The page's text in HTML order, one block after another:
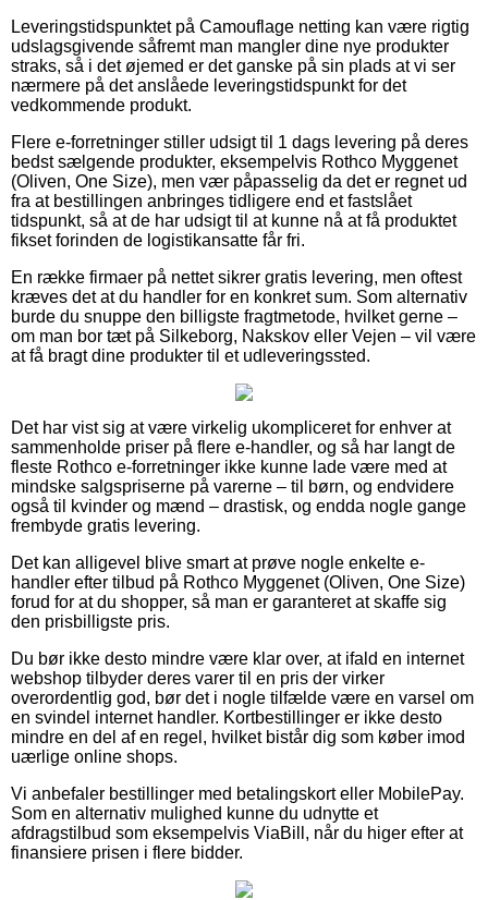
Leveringstidspunktet på Camouflage netting kan være rigtig
udslagsgivende såfremt man mangler dine nye produkter
straks, så i det øjemed er det ganske på sin plads at vi ser
nærmere på det anslåede leveringstidspunkt for det
vedkommende produkt.
Flere e-forretninger stiller udsigt til 1 dags levering på deres
bedst sælgende produkter, eksempelvis Rothco Myggenet
(Oliven, One Size), men vær påpasselig da det er regnet ud
fra at bestillingen anbringes tidligere end et fastslået
tidspunkt, så at de har udsigt til at kunne nå at få produktet
fikset forinden de logistikansatte får fri.
En række firmaer på nettet sikrer gratis levering, men oftest
kræves det at du handler for en konkret sum. Som alternativ
burde du snuppe den billigste fragtmetode, hvilket gerne –
om man bor tæt på Silkeborg, Nakskov eller Vejen – vil være
at få bragt dine produkter til et udleveringssted.
Det har vist sig at være virkelig ukompliceret for enhver at
sammenholde priser på flere e-handler, og så har langt de
fleste Rothco e-forretninger ikke kunne lade være med at
mindske salgspriserne på varerne – til børn, og endvidere
også til kvinder og mænd – drastisk, og endda nogle gange
frembyde gratis levering.
Det kan alligevel blive smart at prøve nogle enkelte e-
handler efter tilbud på Rothco Myggenet (Oliven, One Size)
forud for at du shopper, så man er garanteret at skaffe sig
den prisbilligste pris.
Du bør ikke desto mindre være klar over, at ifald en internet
webshop tilbyder deres varer til en pris der virker
overordentlig god, bør det i nogle tilfælde være en varsel om
en svindel internet handler. Kortbestillinger er ikke desto
mindre en del af en regel, hvilket bistår dig som køber imod
uærlige online shops.
Vi anbefaler bestillinger med betalingskort eller MobilePay.
Som en alternativ mulighed kunne du udnytte et
afdragstilbud som eksempelvis ViaBill, når du higer efter at
finansiere prisen i flere bidder.